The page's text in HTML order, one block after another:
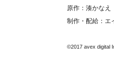
原作：湊かなえ
制作・配給：エ
©2017 avex digital